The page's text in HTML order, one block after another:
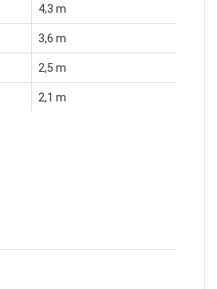
4,3 m
3,6 m
2,5 m
2,1 m